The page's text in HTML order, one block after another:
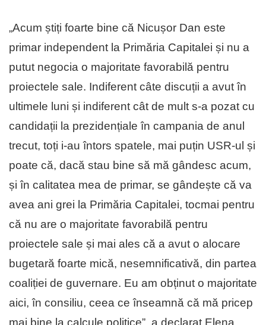
„Acum știți foarte bine că Nicușor Dan este
primar independent la Primăria Capitalei și nu a
putut negocia o majoritate favorabilă pentru
proiectele sale. Indiferent câte discuții a avut în
ultimele luni și indiferent cât de mult s-a pozat cu
candidații la prezidențiale în campania de anul
trecut, toți i-au întors spatele, mai puțin USR-ul și
poate că, dacă stau bine să mă gândesc acum,
și în calitatea mea de primar, se gândește că va
avea ani grei la Primăria Capitalei, tocmai pentru
că nu are o majoritate favorabilă pentru
proiectele sale și mai ales că a avut o alocare
bugetară foarte mică, nesemnificativă, din partea
coaliției de guvernare. Eu am obținut o majoritate
aici, în consiliu, ceea ce înseamnă că mă pricep
mai bine la calcule politice”, a declarat Elena